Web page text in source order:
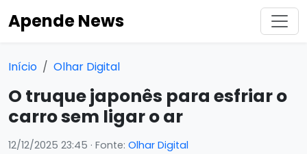
Apende News
Início Olhar Digital
O truque japonês para esfriar o
carro sem ligar o ar
12/12/2025 23:45 · Fonte: Olhar Digital